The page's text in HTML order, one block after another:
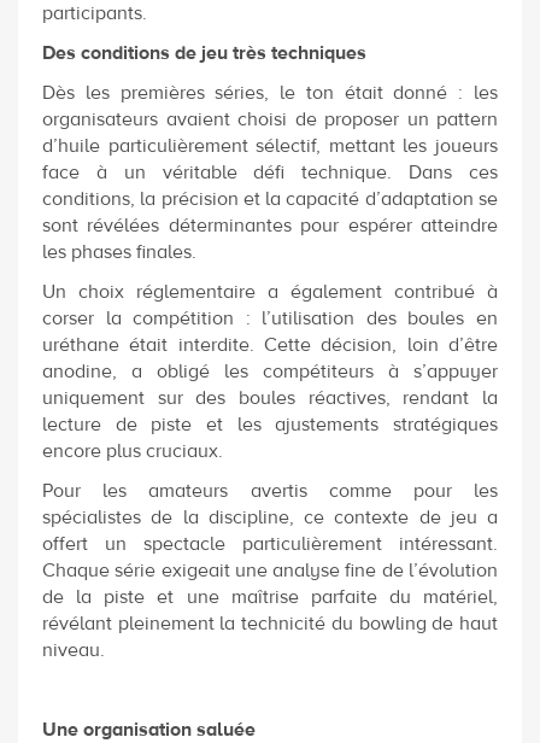
participants.
Des conditions de jeu très techniques
Dès les premières séries, le ton était donné : les
organisateurs avaient choisi de proposer un pattern
d’huile particulièrement sélectif, mettant les joueurs
face à un véritable défi technique. Dans ces
conditions, la précision et la capacité d’adaptation se
sont révélées déterminantes pour espérer atteindre
les phases finales.
Un choix réglementaire a également contribué à
corser la compétition : l’utilisation des boules en
uréthane était interdite. Cette décision, loin d’être
anodine, a obligé les compétiteurs à s’appuyer
uniquement sur des boules réactives, rendant la
lecture de piste et les ajustements stratégiques
encore plus cruciaux.
Pour les amateurs avertis comme pour les
spécialistes de la discipline, ce contexte de jeu a
offert un spectacle particulièrement intéressant.
Chaque série exigeait une analyse fine de l’évolution
de la piste et une maîtrise parfaite du matériel,
révélant pleinement la technicité du bowling de haut
niveau.
Une organisation saluée